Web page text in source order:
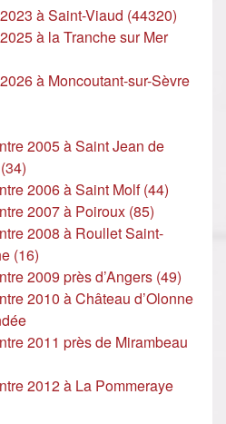
à Saint-Viaud (44320)
à la Tranche sur Mer
à Moncoutant-sur-Sèvre
2005 à Saint Jean de
2006 à Saint Molf (44)
2007 à Poiroux (85)
2008 à Roullet Saint-
(16)
2009 près d’Angers (49)
2010 à Château d’Olonne
2011 près de Mirambeau
2012 à La Pommeraye